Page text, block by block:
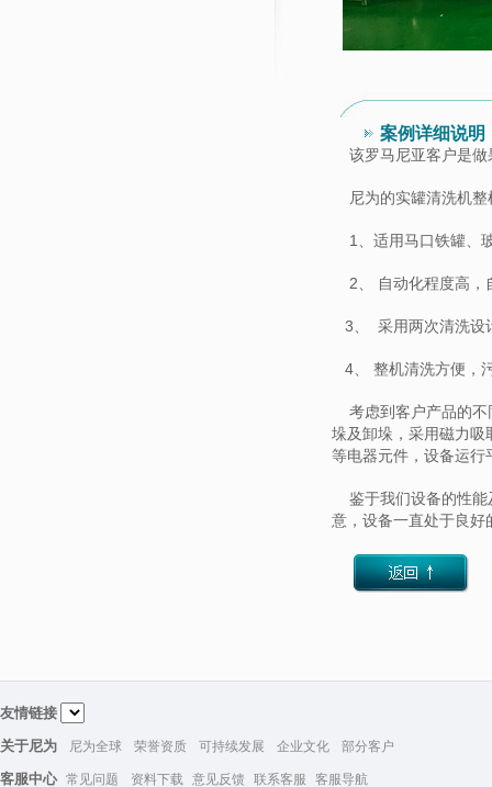
案例详细说明
该罗马尼亚客户是做
尼为的实罐清洗机整
1、 适用马口铁罐、
2、 自动化程度高
3、 采用两次清洗设
4、 整机清洗方便，
考虑到客户产品的不
垛及卸垛，采用磁力吸
等电器元件，设备运行
鉴于我们设备的性能
意，设备一直处于良好
友情链接
关于尼为
尼为全球 荣誉资质 可持续发展 企业文化 部分客户
客服中心 常见问题 资料下载 意见反馈 联系客服 客服导航